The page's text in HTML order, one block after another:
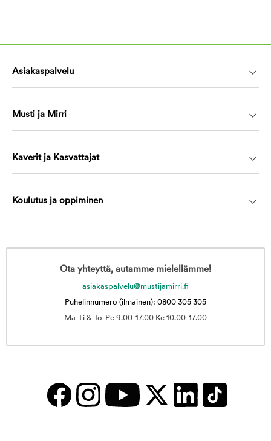
Asiakaspalvelu
Musti ja Mirri
Kaverit ja Kasvattajat
Koulutus ja oppiminen
Ota yhteyttä, autamme mielellämme!
asiakaspalvelu@mustijamirri.fi
Puhelinnumero (ilmainen): 0800 305 305
Ma-Ti & To-Pe 9.00-17.00 Ke 10.00-17.00